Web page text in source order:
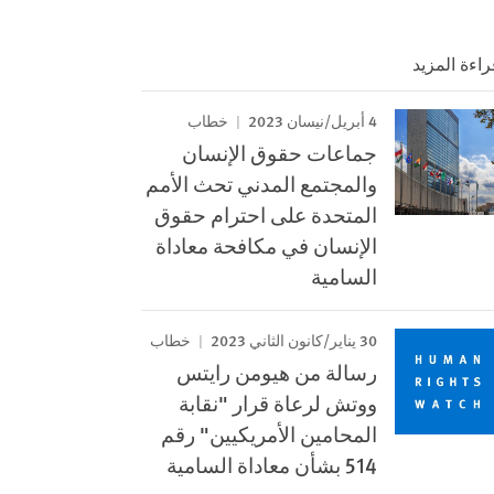
المزيد
4 أبريل/نيسان 2023 خطاب
جماعات حقوق الإنسان
والمجتمع المدني تحث الأمم
المتحدة على احترام حقوق
الإنسان في مكافحة معاداة
السامية
30 يناير/كانون الثاني 2023 خطاب
رسالة من هيومن رايتس
ووتش لرعاة قرار "نقابة
المحامين الأمريكيين" رقم
514 بشأن معاداة السامية